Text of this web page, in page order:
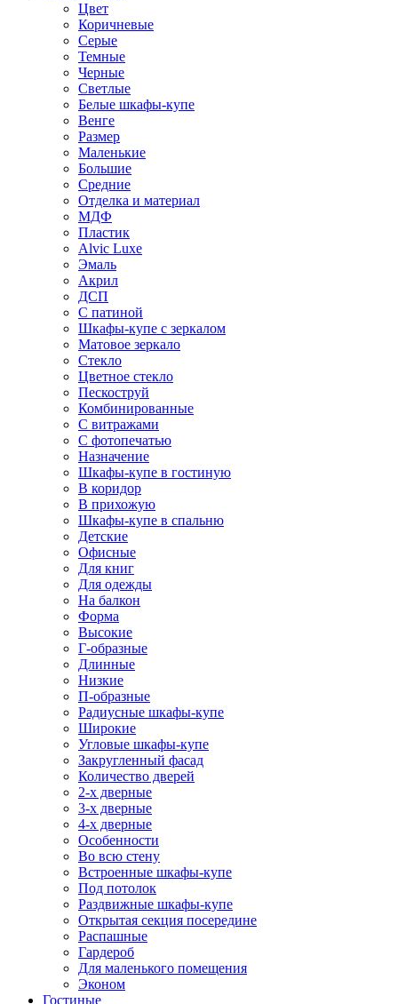
Цвет
Коричневые
Серые
Темные
Черные
Светлые
Белые шкафы-купе
Венге
Размер
Маленькие
Большие
Средние
Отделка и материал
МДФ
Пластик
Alvic Luxe
Эмаль
Акрил
ДСП
С патиной
Шкафы-купе с зеркалом
Матовое зеркало
Стекло
Цветное стекло
Пескоструй
Комбинированные
С витражами
С фотопечатью
Назначение
Шкафы-купе в гостиную
В коридор
В прихожую
Шкафы-купе в спальню
Детские
Офисные
Для книг
Для одежды
На балкон
Форма
Высокие
Г-образные
Длинные
Низкие
П-образные
Радиусные шкафы-купе
Широкие
Угловые шкафы-купе
Закругленный фасад
Количество дверей
2-х дверные
3-х дверные
4-х дверные
Особенности
Во всю стену
Встроенные шкафы-купе
Под потолок
Раздвижные шкафы-купе
Открытая секция посередине
Распашные
Гардероб
Для маленького помещения
Эконом
Гостиные